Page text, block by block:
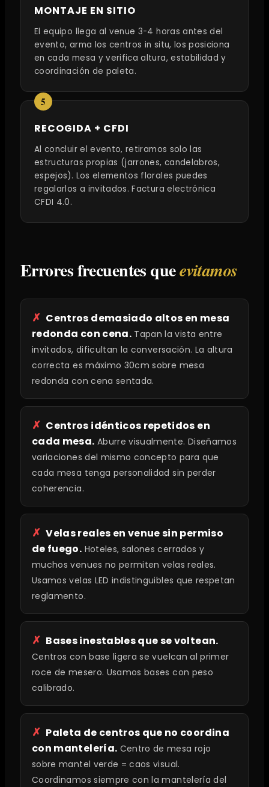
MONTAJE EN SITIO
El equipo llega al venue 3-4 horas antes del
evento, arma los centros in situ, los posiciona
en cada mesa y verifica altura, estabilidad y
coordinación de paleta.
RECOGIDA + CFDI
Al concluir el evento, retiramos solo las
estructuras propias (jarrones, candelabros,
espejos). Los elementos florales puedes
regalarlos a invitados. Factura electrónica
CFDI 4.0.
Errores frecuentes queevitamos
Centros demasiado altos en mesa
redonda con cena. Tapan la vista entre
invitados, dificultan la conversación. La altura
correcta es máximo 30cm sobre mesa
redonda con cena sentada.
Centros idénticos repetidos en
cada mesa. Aburre visualmente. Diseñamos
variaciones del mismo concepto para que
cada mesa tenga personalidad sin perder
coherencia.
Velas reales en venue sin permiso
de fuego. Hoteles, salones cerrados y
muchos venues no permiten velas reales.
Usamos velas LED indistinguibles que respetan
reglamento.
Bases inestables que se voltean.
Centros con base ligera se vuelcan al primer
roce de mesero. Usamos bases con peso
calibrado.
Paleta de centros que no coordina
con mantelería. Centro de mesa rojo
sobre mantel verde = caos visual.
Coordinamos siempre con la mantelería del